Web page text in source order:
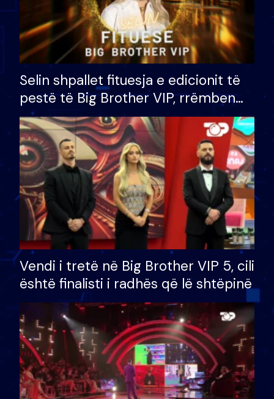
Selin shpallet fituesja e edicionit të
pestë të Big Brother VIP, rrëmben
çmimin e madh prej 100 mijë eurosh
Vendi i tretë në Big Brother VIP 5, cili
është finalisti i radhës që lë shtëpinë